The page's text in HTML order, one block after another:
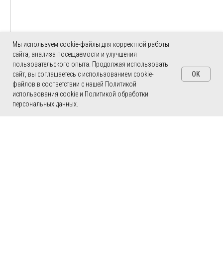
ERROR: Category is not found
Мы используем cookie-файлы для корректной работы
сайта, анализа посещаемости и улучшения
пользовательского опыта. Продолжая использовать
сайт, вы соглашаетесь с использованием cookie-
файлов в соответствии с нашей Политикой
использования cookie и Политикой обработки
персональных данных.
OK